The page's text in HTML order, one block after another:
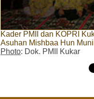
Kader PMII dan KOPRI
Asuhan Mishbaa Hun
Photo: Dok. PMII Kukar